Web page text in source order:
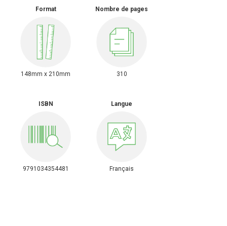
Format
148mm x 210mm
Nombre de pages
310
ISBN
9791034354481
Langue
Français